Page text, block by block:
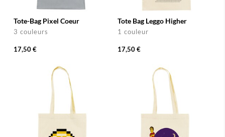
Tote-Bag Pixel Coeur
3 couleurs
17,50 €
Tote Bag Leggo Higher
1 couleur
17,50 €